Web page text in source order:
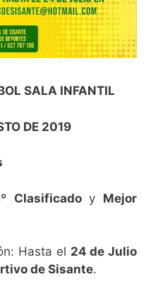
SALA INFANTIL
DE 2019
Clasificadoy Mejor
Hasta el 24 de Julio
de Sisante.